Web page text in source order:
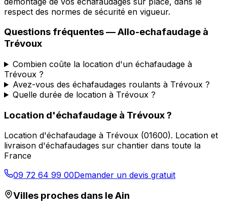
respect des normes de sécurité en vigueur.
Questions fréquentes —Allo-echafaudage à
Trévoux
Combien coûte la location d'un échafaudage à
Trévoux ?
Avez-vous des échafaudages roulants à Trévoux ?
Quelle durée de location à Trévoux ?
Location d'échafaudage à Trévoux?
Location d'échafaudage à Trévoux (01600). Location et
livraison d'échafaudages sur chantier dans toute la
France
09 72 64 99 00Demander un devis gratuit
Villes proches dans leAin